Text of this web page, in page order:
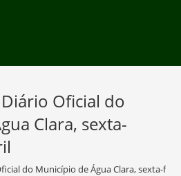
Oficial do
Clara, sexta-
do Município de Água Clara, sexta-